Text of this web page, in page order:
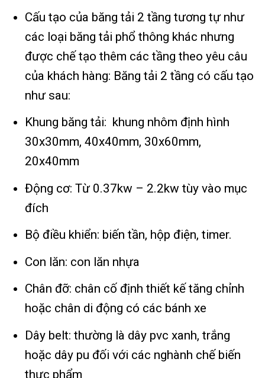
Cấu tạo của băng tải 2 tầng tương tự như
các loại băng tải phổ thông khác nhưng
được chế tạo thêm các tầng theo yêu câu
của khách hàng: Băng tải 2 tầng có cấu tạo
như sau:
Khung băng tải: khung nhôm định hình
30x30mm, 40x40mm, 30x60mm,
20x40mm
Động cơ: Từ 0.37kw – 2.2kw tùy vào mục
đích
Bộ điều khiển: biến tần, hộp điện, timer.
Con lăn: con lăn nhựa
Chân đỡ: chân cố định thiết kế tăng chỉnh
hoặc chân di động có các bánh xe
Dây belt: thường là dây pvc xanh, trắng
hoặc dây pu đối với các nghành chế biến
thực phẩm